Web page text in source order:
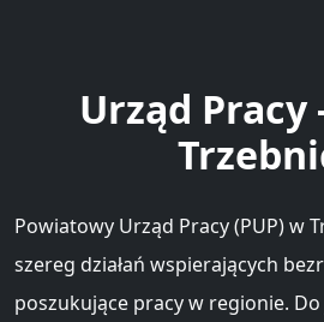
Urząd Pracy
Powiatowy Urząd Pracy (PUP) w
szereg działań wspierających
poszukujące pracy w regionie.